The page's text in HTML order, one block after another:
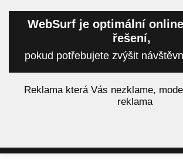
WebSurf je optimální
řešení,
pokud potřebujete zvýšit
Reklama která Vás nezklame,
reklama